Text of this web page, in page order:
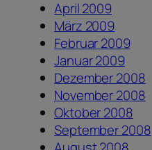
April 2009
März 2009
Februar 2009
Januar 2009
Dezember 2008
November 2008
Oktober 2008
September 2008